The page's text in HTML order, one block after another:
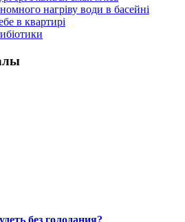
нагріву води в басейні
в квартирі